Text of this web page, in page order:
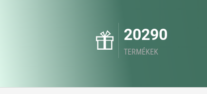
20290
TERMÉKEK